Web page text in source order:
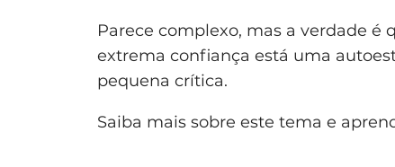
Parece complexo, mas a verdade é
extrema confiança está uma
pequena crítica.
Saiba mais sobre este tema e